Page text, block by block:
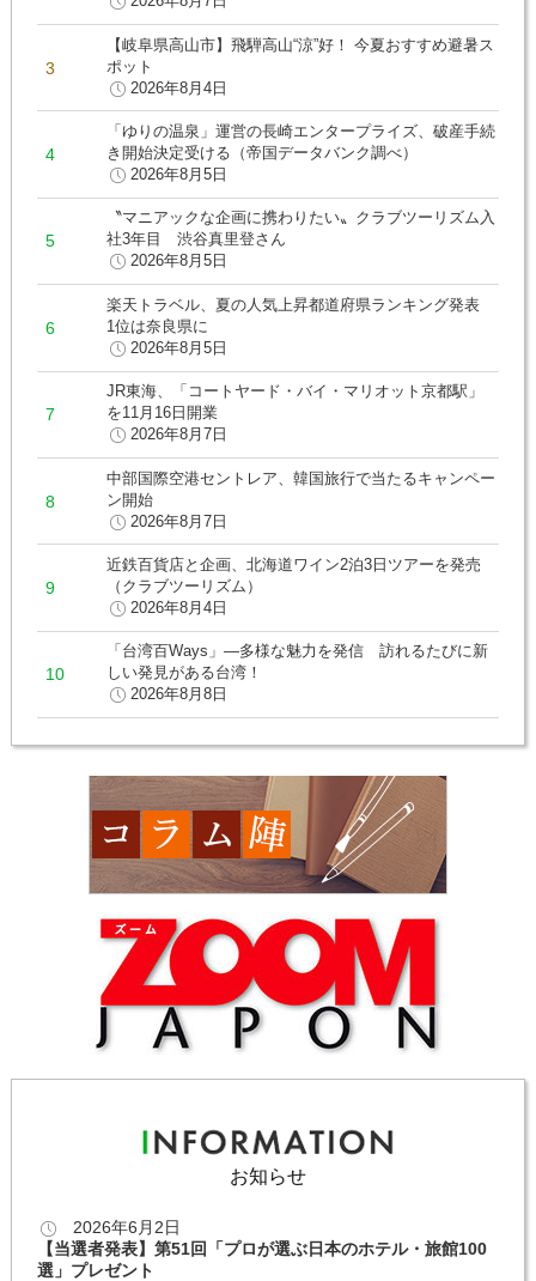
【岐阜県高山市】飛騨高山“涼”好！ 今夏おすすめ避暑ス
ポット
2026年8月4日
「ゆりの温泉」運営の長崎エンタープライズ、破産手続
き開始決定受ける（帝国データバンク調べ）
2026年8月5日
〝マニアックな企画に携わりたい〟クラブツーリズム入
社3年目 渋谷真里登さん
2026年8月5日
楽天トラベル、夏の人気上昇都道府県ランキング発表
1位は奈良県に
2026年8月5日
JR東海、「コートヤード・バイ・マリオット京都駅」
を11月16日開業
2026年8月7日
中部国際空港セントレア、韓国旅行で当たるキャンペー
ン開始
2026年8月7日
近鉄百貨店と企画、北海道ワイン2泊3日ツアーを発売
（クラブツーリズム）
2026年8月4日
「台湾百Ways」―多様な魅力を発信 訪れるたびに新
しい発見がある台湾！
2026年8月8日
お知らせ
2026年6月2日
【当選者発表】第51回「プロが選ぶ日本のホテル・旅館100
選」プレゼント